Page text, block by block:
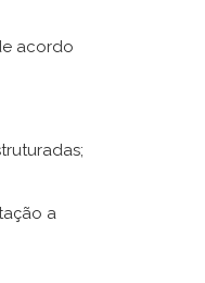
acordo
a